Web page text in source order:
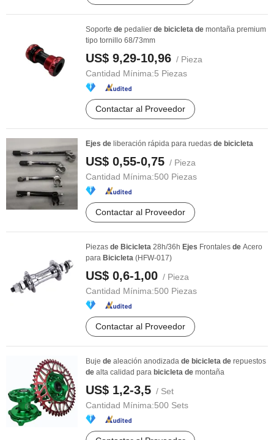
Soporte de pedalier de bicicleta de montaña premium
tipo tornillo 68/73mm
US$ 9,29-10,96 / Pieza
Cantidad Mínima:5 Piezas
Contactar al Proveedor
Ejes de liberación rápida para ruedas de bicicleta
US$ 0,55-0,75 / Pieza
Cantidad Mínima:500 Piezas
Contactar al Proveedor
Piezas de Bicicleta 28h/36h Ejes Frontales de Acero
para Bicicleta (HFW-017)
US$ 0,6-1,00 / Pieza
Cantidad Mínima:500 Piezas
Contactar al Proveedor
Buje de aleación anodizada de bicicleta de repuestos
de alta calidad para bicicleta de montaña
US$ 1,2-3,5 / Set
Cantidad Mínima:500 Sets